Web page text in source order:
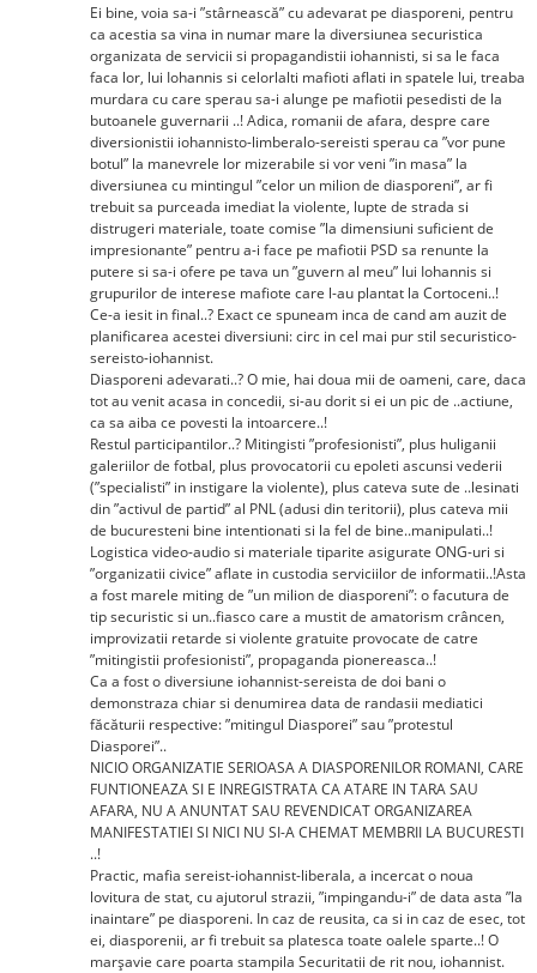
Ei bine, voia sa-i ”stârnească” cu adevarat pe diasporeni, pentru
ca acestia sa vina in numar mare la diversiunea securistica
organizata de servicii si propagandistii iohannisti, si sa le faca
faca lor, lui Iohannis si celorlalti mafioti aflati in spatele lui, treaba
murdara cu care sperau sa-i alunge pe mafiotii pesedisti de la
butoanele guvernarii ..! Adica, romanii de afara, despre care
diversionistii iohannisto-limberalo-sereisti sperau ca ”vor pune
botul” la manevrele lor mizerabile si vor veni ”in masa” la
diversiunea cu mintingul ”celor un milion de diasporeni”, ar fi
trebuit sa purceada imediat la violente, lupte de strada si
distrugeri materiale, toate comise ”la dimensiuni suficient de
impresionante” pentru a-i face pe mafiotii PSD sa renunte la
putere si sa-i ofere pe tava un ”guvern al meu” lui Iohannis si
grupurilor de interese mafiote care l-au plantat la Cortoceni..!
Ce-a iesit in final..? Exact ce spuneam inca de cand am auzit de
planificarea acestei diversiuni: circ in cel mai pur stil securistico-
sereisto-iohannist.
Diasporeni adevarati..? O mie, hai doua mii de oameni, care, daca
tot au venit acasa in concedii, si-au dorit si ei un pic de ..actiune,
ca sa aiba ce povesti la intoarcere..!
Restul participantilor..? Mitingisti ”profesionisti”, plus huliganii
galeriilor de fotbal, plus provocatorii cu epoleti ascunsi vederii
(”specialisti” in instigare la violente), plus cateva sute de ..lesinati
din ”activul de partid” al PNL (adusi din teritorii), plus cateva mii
de bucuresteni bine intentionati si la fel de bine..manipulati..!
Logistica video-audio si materiale tiparite asigurate ONG-uri si
”organizatii civice” aflate in custodia serviciilor de informatii..!Asta
a fost marele miting de ”un milion de diasporeni”: o facutura de
tip securistic si un..fiasco care a mustit de amatorism crâncen,
improvizatii retarde si violente gratuite provocate de catre
”mitingistii profesionisti”, propaganda pionereasca..!
Ca a fost o diversiune iohannist-sereista de doi bani o
demonstraza chiar si denumirea data de randasii mediatici
făcăturii respective: ”mitingul Diasporei” sau ”protestul
Diasporei”..
NICIO ORGANIZATIE SERIOASA A DIASPORENILOR ROMANI, CARE
FUNTIONEAZA SI E INREGISTRATA CA ATARE IN TARA SAU
AFARA, NU A ANUNTAT SAU REVENDICAT ORGANIZAREA
MANIFESTATIEI SI NICI NU SI-A CHEMAT MEMBRII LA BUCURESTI
..!
Practic, mafia sereist-iohannist-liberala, a incercat o noua
lovitura de stat, cu ajutorul strazii, ”impingandu-i” de data asta ”la
inaintare” pe diasporeni. In caz de reusita, ca si in caz de esec, tot
ei, diasporenii, ar fi trebuit sa platesca toate oalele sparte..! O
marșavie care poarta stampila Securitatii de rit nou, iohannist.